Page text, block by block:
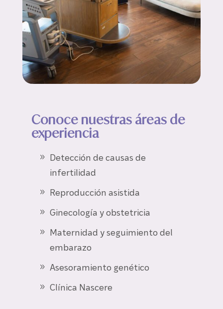
Conoce nuestras áreas de
experiencia
Detección de causas de
infertilidad
Reproducción asistida
Ginecología y obstetricia
Maternidad y seguimiento del
embarazo
Asesoramiento genético
Clínica Nascere